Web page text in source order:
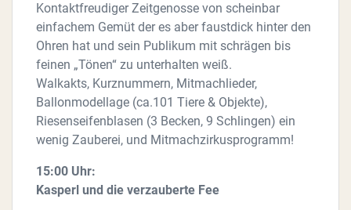
Kontaktfreudiger Zeitgenosse von scheinbar
einfachem Gemüt der es aber faustdick hinter den
Ohren hat und sein Publikum mit schrägen bis
feinen „Tönen“ zu unterhalten weiß.
Walkakts, Kurznummern, Mitmachlieder,
Ballonmodellage (ca.101 Tiere & Objekte),
Riesenseifenblasen (3 Becken, 9 Schlingen) ein
wenig Zauberei, und Mitmachzirkusprogramm!
15:00 Uhr:
Kasperl und die verzauberte Fee